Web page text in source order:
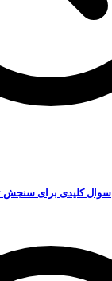
۶ سوال کلیدی برای